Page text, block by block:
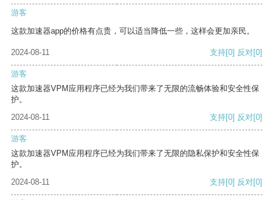
游客
这款加速器app的价格有点贵，可以适当降低一些，这样会更加亲民。
2024-08-11 支持[0] 反对[0]
游客
这款加速器VPM应用程序已经为我们带来了无限的流畅体验和安全性保
护。
2024-08-11
支持[0] 反对[0]
游客
这款加速器VPM应用程序已经为我们带来了无限的隐私保护和安全性保
护。
2024-08-11
支持[0] 反对[0]